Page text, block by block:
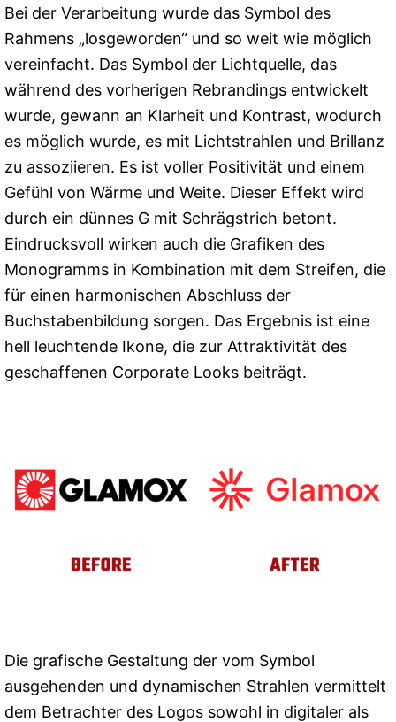
Bei der Verarbeitung wurde das Symbol des
Rahmens „losgeworden“ und so weit wie möglich
vereinfacht. Das Symbol der Lichtquelle, das
während des vorherigen Rebrandings entwickelt
wurde, gewann an Klarheit und Kontrast, wodurch
es möglich wurde, es mit Lichtstrahlen und Brillanz
zu assoziieren. Es ist voller Positivität und einem
Gefühl von Wärme und Weite. Dieser Effekt wird
durch ein dünnes G mit Schrägstrich betont.
Eindrucksvoll wirken auch die Grafiken des
Monogramms in Kombination mit dem Streifen, die
für einen harmonischen Abschluss der
Buchstabenbildung sorgen. Das Ergebnis ist eine
hell leuchtende Ikone, die zur Attraktivität des
geschaffenen Corporate Looks beiträgt.
Die grafische Gestaltung der vom Symbol
ausgehenden und dynamischen Strahlen vermittelt
dem Betrachter des Logos sowohl in digitaler als